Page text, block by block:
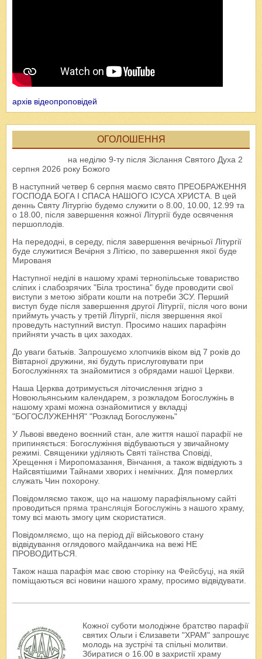
архів відеопроповідей
ОГОЛОШЕННЯ
на неділю 9-ту після Зіслання Святого Духа 2
серпня 2026 року Божого
В наступний четвер 6 серпня маємо свято ПРЕОБРАЖЕННЯ
ГОСПОДА БОГА І СПАСА НАШОГО ІСУСА ХРИСТА. В цей
деннь Святу Літургію будемо служити о 8.00, 10.00, 12.99 та
о 18.00, після завершення кожної Літургії буде освячення
першоплодів.
На передодні, в середу, після завершення вечірньої Літургії
буде служитися Вечірня з Літією, по завершення якої буде
Мированя
Наступної неділі в нашому храмі тернопільське товариство
сліпих і слабозрячих "Біла тростина" буде проводити свої
виступи з метою зібрати кошти на потреби ЗСУ. Перший
виступ буде після завершення другої Літургії, після чого вони
приймуть участь у третій Літургії, після звершення якої
проведуть наступний виступ. Просимо наших парафіян
прийняти участь в цих заходах.
До уваги батьків. Запрошуємо хлопчиків віком від 7 років до
Вівтарної дружини, які будуть прислуговувати при
Богослужіннях та знайомитися з обрядами нашої Церкви.
Наша Церква дотримується літочислення згідно з
Новоюльянським календарем, з розкладом Богослужінь в
нашому храмі можна ознайомитися у вкладці
"БОГОСЛУЖЕННЯ" "Розклад Богослужень"
У Львові введено воєнний стан, але життя нашої парафії не
припиняється: Богослужіння відбуваються у звичайному
режимі. Священики уділяють Святі таїнства Сповіді,
Хрещення і Миропомазання, Вінчання, а також відвідують з
Найсвятішими Тайнами хворих і немічних. Для померлих
служать Чин похорону.
Повідомляємо також, що на нашому парафіяльному сайті
проводиться пряма трансляція Богослужінь з нашого храму,
тому всі мають змогу цим скористатися.
Повідомляємо, що на період дії військового стану
відвідування оглядового майданчика на вежі НЕ
ПРОВОДИТЬСЯ.
Також наша парафія має свою сторінку на Фейсбуці , на якій
поміщаються всі новини нашого храму, просимо відвідувати.
Кожної суботи молодіжне братство парафії
святих Ольги і Єлизавети "ХРАМ" запрошує
молодь на зустрічі та спільні молитви.
Збиратися о 16.00 в захристії храму